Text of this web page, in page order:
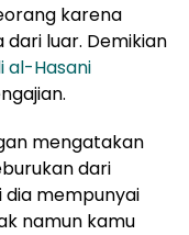
karena
luar. Demikian
al-Hasani
mengatakan
dari
dia mempunyai
namun kamu